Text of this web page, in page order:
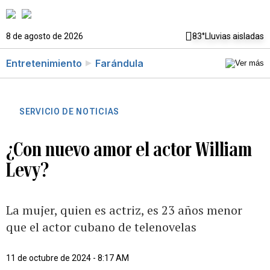
8 de agosto de 2026 83°Lluvias aisladas
Entretenimiento Farándula
SERVICIO DE NOTICIAS
¿Con nuevo amor el actor William
Levy?
La mujer, quien es actriz, es 23 años menor
que el actor cubano de telenovelas
11 de octubre de 2024 - 8:17 AM